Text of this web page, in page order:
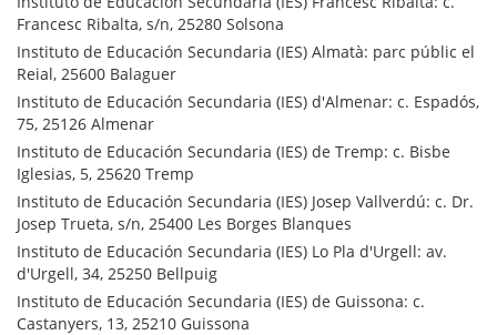
Francesc Ribalta, s/n, 25280 Solsona
Instituto de Educación Secundaria (IES) Almatà: parc públic el
Reial, 25600 Balaguer
Instituto de Educación Secundaria (IES) d'Almenar: c. Espadós,
75, 25126 Almenar
Instituto de Educación Secundaria (IES) de Tremp: c. Bisbe
Iglesias, 5, 25620 Tremp
Instituto de Educación Secundaria (IES) Josep Vallverdú: c. Dr.
Josep Trueta, s/n, 25400 Les Borges Blanques
Instituto de Educación Secundaria (IES) Lo Pla d'Urgell: av.
d'Urgell, 34, 25250 Bellpuig
Instituto de Educación Secundaria (IES) de Guissona: c.
Castanyers, 13, 25210 Guissona